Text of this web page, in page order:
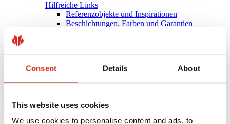
Consent Details About
This website uses cookies
We use cookies to personalise content and ads, to
Hilfreiche Links
Referenzobjekte und Inspirationen
Beschichtungen, Farben und Garantien
Herunterladen